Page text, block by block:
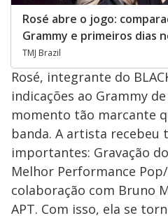
Rosé abre o jogo:
Grammy e primeiros dias
TMJ Brazil
Rosé, integrante do
indicações ao Grammy
momento tão marcante
banda. A artista recebeu
importantes: Gravação
Melhor Performance
colaboração com Bruno
APT. Com isso, ela se